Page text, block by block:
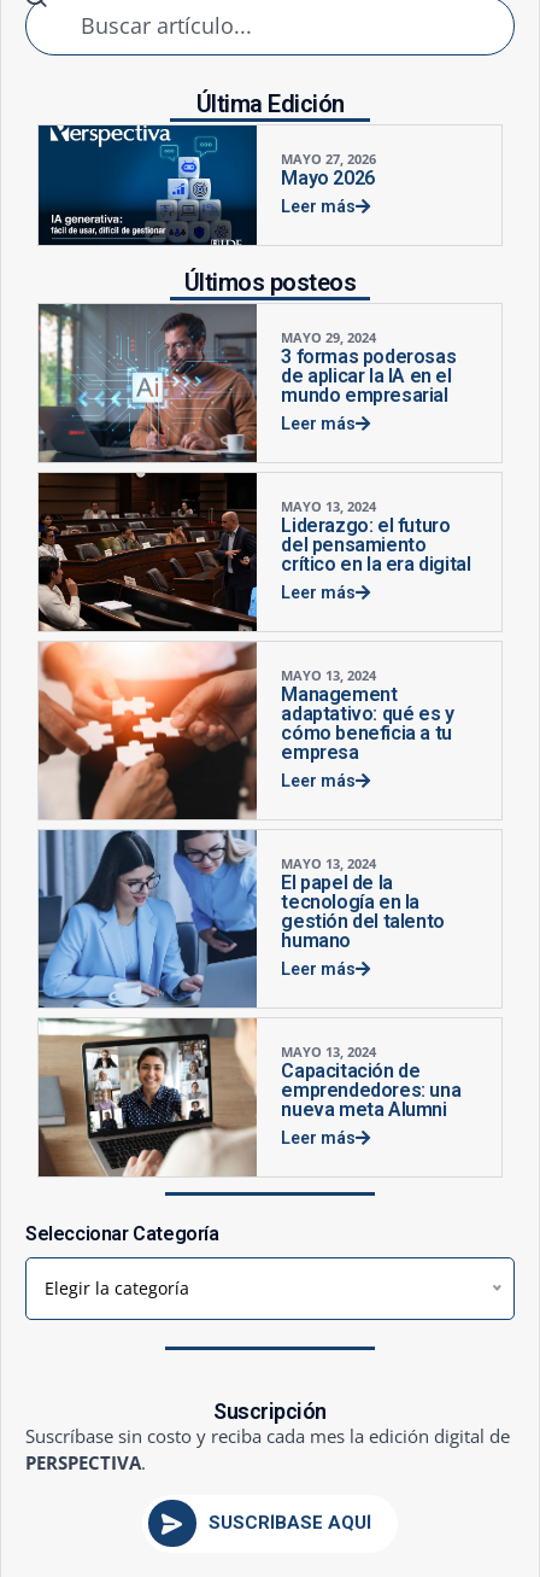
Última Edición
MAYO 27, 2026
Mayo 2026
Leer más
Últimos posteos
MAYO 29, 2024
3 formas poderosas
de aplicar la IA en el
mundo empresarial
Leer más
MAYO 13, 2024
Liderazgo: el futuro
del pensamiento
crítico en la era digital
Leer más
MAYO 13, 2024
Management
adaptativo: qué es y
cómo beneficia a tu
empresa
Leer más
MAYO 13, 2024
El papel de la
tecnología en la
gestión del talento
humano
Leer más
MAYO 13, 2024
Capacitación de
emprendedores: una
nueva meta Alumni
Leer más
Seleccionar Categoría
Elegir la categoría
Suscripción
Suscríbase sin costo y reciba cada mes la edición digital de
PERSPECTIVA.
SUSCRÍBASE AQUÍ